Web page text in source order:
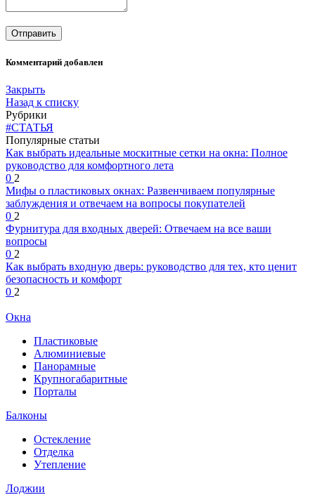
Комментарий добавлен
Закрыть
Назад к списку
Рубрики
#СТАТЬЯ
Популярные статьи
Как выбрать идеальные москитные сетки на окна: Полное
руководство для комфортного лета
0 2
Мифы о пластиковых окнах: Развенчиваем популярные
заблуждения и отвечаем на вопросы покупателей
0 2
Фурнитура для входных дверей: Отвечаем на все ваши
вопросы
0 2
Как выбрать входную дверь: руководство для тех, кто ценит
безопасность и комфорт
0 2
Окна
Пластиковые
Алюминиевые
Панорамные
Крупногабаритные
Порталы
Балконы
Остекление
Отделка
Утепление
Лоджии